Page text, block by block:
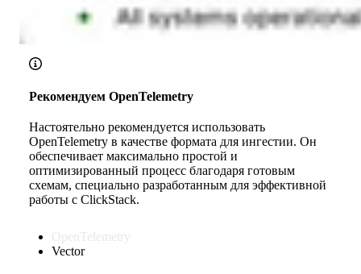
Рекомендуем OpenTelemetry
Настоятельно рекомендуется использовать
OpenTelemetry в качестве формата для ингестии. Он
обеспечивает максимально простой и
оптимизированный процесс благодаря готовым
схемам, специально разработанным для эффективной
работы с ClickStack.
OpenTelemetry
Vector